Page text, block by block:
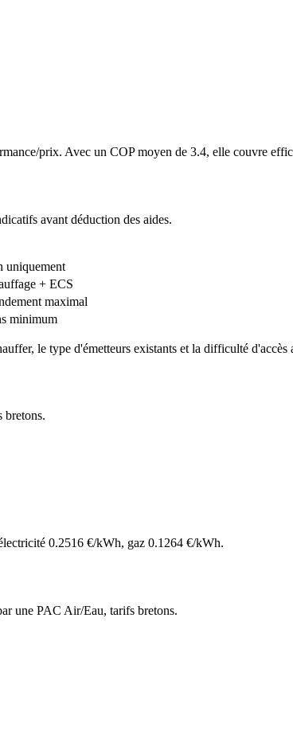
prix. Avec un COP moyen de 3.4, elle couvre
avant déduction des aides.
uniquement
+ ECS
maximal
minimum
le type d'émetteurs existants et la difficulté d'accès
bretons.
0.2516 €/kWh, gaz 0.1264 €/kWh.
une PAC Air/Eau, tarifs bretons.